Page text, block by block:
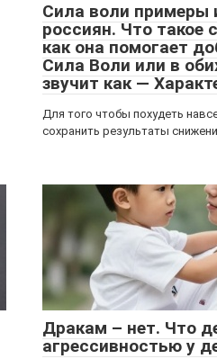
Сила воли примеры
россиян. Что такое
как она помогает
Сила Воли или в
звучит как —
Для того чтобы похудеть
сохранить результаты
Дракам – нет. Что
агрессивностью у